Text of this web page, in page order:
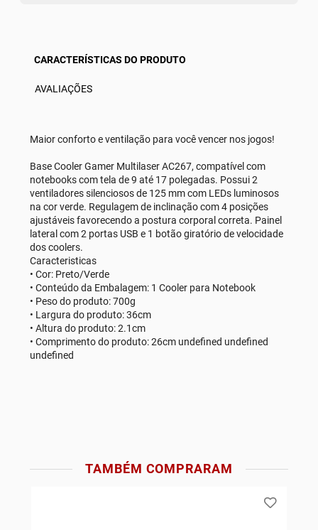
CARACTERÍSTICAS DO PRODUTO
AVALIAÇÕES
Maior conforto e ventilação para você vencer nos jogos!
Base Cooler Gamer Multilaser AC267, compatível com
notebooks com tela de 9 até 17 polegadas. Possui 2
ventiladores silenciosos de 125 mm com LEDs luminosos
na cor verde. Regulagem de inclinação com 4 posições
ajustáveis favorecendo a postura corporal correta. Painel
lateral com 2 portas USB e 1 botão giratório de velocidade
dos coolers.
Caracteristicas
• Cor: Preto/Verde
• Conteúdo da Embalagem: 1 Cooler para Notebook
• Peso do produto: 700g
• Largura do produto: 36cm
• Altura do produto: 2.1cm
• Comprimento do produto: 26cm undefined undefined
undefined
TAMBÉM COMPRARAM